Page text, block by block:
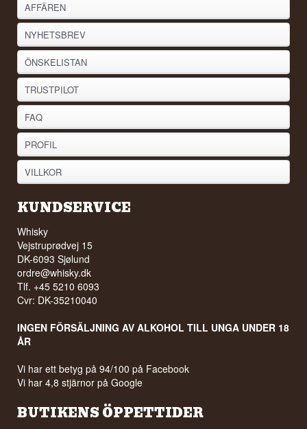
AFFÄREN
NYHETSBREV
ÖNSKELISTAN
TRUSTPILOT
FAQ
PROFIL
VILLKOR
KUNDSERVICE
Whisky
Vejstruprødvej 15
DK-6093 Sjølund
ordre@whisky.dk
Tlf. +45 5210 6093
Cvr: DK-35210040
INGEN FÖRSÄLJNING AV ALKOHOL TILL UNGA UNDER 18
ÅR
Vi har ett betyg på 94/100 på Facebook
Vi har 4,8 stjärnor på Google
BUTIKENS ÖPPETTIDER